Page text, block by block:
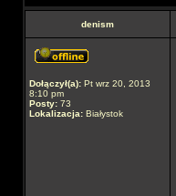
denism
Dołączył(a): Pt wrz 20, 2013
8:10 pm
Posty: 73
Lokalizacja: Białystok